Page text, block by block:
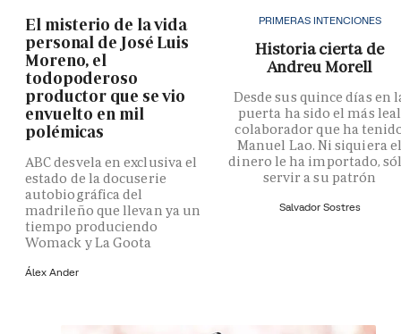
El misterio de la vida
personal de José Luis
Moreno, el
todopoderoso
productor que se vio
envuelto en mil
polémicas
ABC desvela en exclusiva el
estado de la docuserie
autobiográfica del
madrileño que llevan ya un
tiempo produciendo
Womack y La Goota
Álex Ander
PRIMERAS INTENCIONES
Historia cierta de
Andreu Morell
Desde sus quince días en
puerta ha sido el más leal
colaborador que ha
Manuel Lao. Ni siquiera
dinero le ha importado,
servir a su patrón
Salvador Sostres